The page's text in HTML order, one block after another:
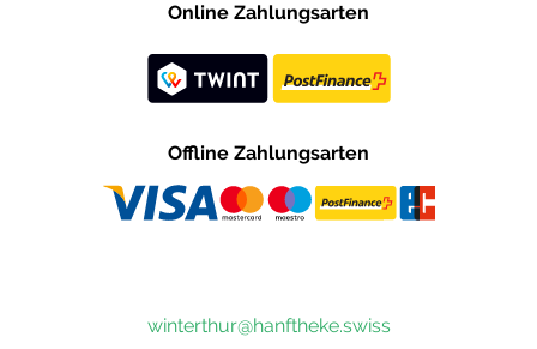
Online Zahlungsarten
Offline Zahlungsarten
winterthur@hanftheke.swiss